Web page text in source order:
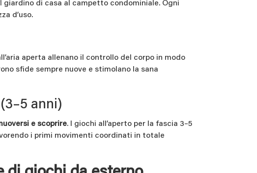
giardino di casa al campetto condominiale. Ogni
d’uso.
aperta allenano il controllo del corpo in modo
sfide sempre nuove e stimolano la sana
anni)
e scoprire. I giochi all’aperto per la fascia 3–5
i primi movimenti coordinati in totale